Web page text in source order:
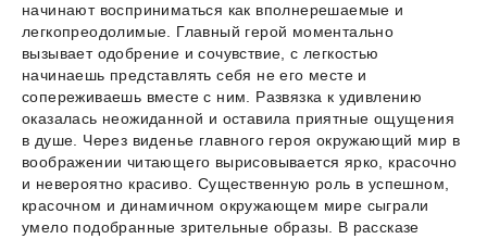
начинают восприниматься как вполнерешаемые и
легкопреодолимые. Главный герой моментально
вызывает одобрение и сочувствие, с легкостью
начинаешь представлять себя не его месте и
сопереживаешь вместе с ним. Развязка к удивлению
оказалась неожиданной и оставила приятные ощущения
в душе. Через виденье главного героя окружающий мир в
воображении читающего вырисовывается ярко, красочно
и невероятно красиво. Существенную роль в успешном,
красочном и динамичном окружающем мире сыграли
умело подобранные зрительные образы. В рассказе